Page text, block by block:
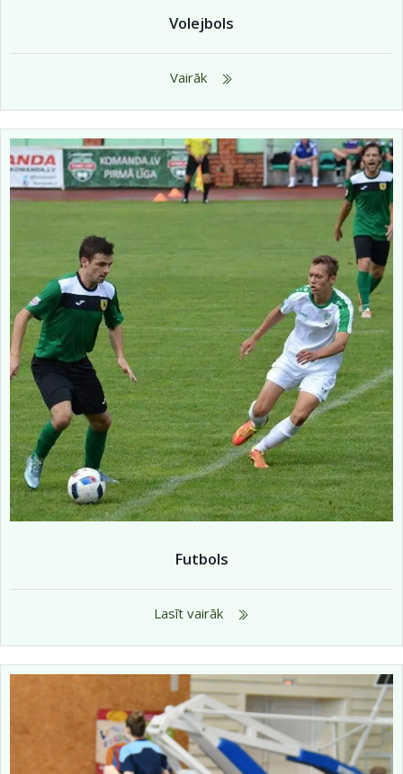
Volejbols
Vairāk
Futbols
Lasīt vairāk